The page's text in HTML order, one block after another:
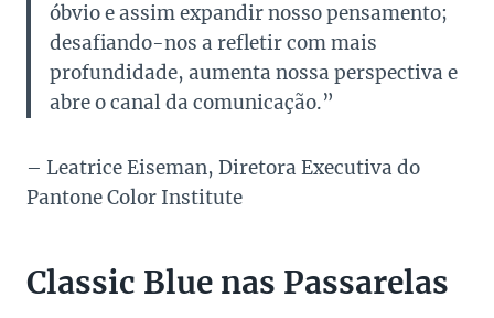
óbvio e assim expandir nosso pensamento;
desafiando-nos a refletir com mais
profundidade, aumenta nossa perspectiva e
abre o canal da comunicação.”
– Leatrice Eiseman, Diretora Executiva do
Pantone Color Institute
Classic Blue nas Passarelas